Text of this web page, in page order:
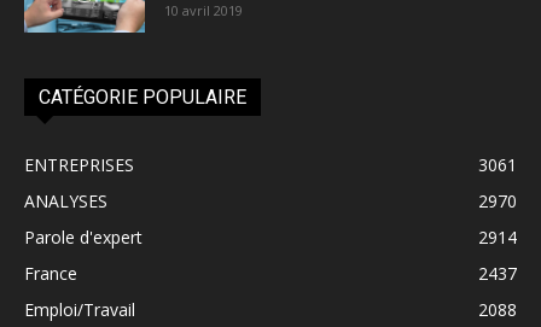
10 avril 2019
CATÉGORIE POPULAIRE
ENTREPRISES
3061
ANALYSES
2970
Parole d'expert
2914
France
2437
Emploi/Travail
2088